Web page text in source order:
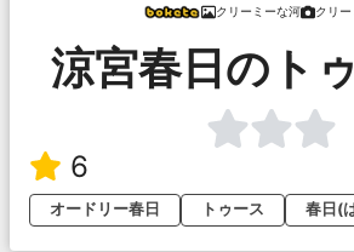
クリーミーな河 クリ
涼宮春日のト
6
オードリー春日
トゥース 春日(